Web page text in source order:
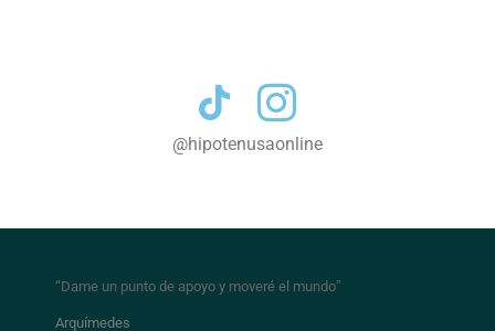
@hipotenusaonline
“Dame un punto de apoyo y moveré el mundo”
Arquímedes